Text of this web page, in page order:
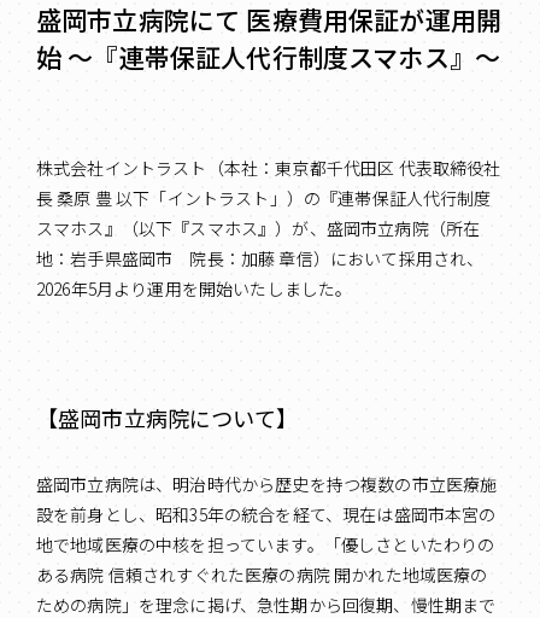
盛岡市立病院にて 医療費用保証が運用開
始 ～『連帯保証人代行制度スマホス』～
株式会社イントラスト（本社：東京都千代田区 代表取締役社
長 桑原 豊 以下「イントラスト」）の『連帯保証人代行制度
スマホス』（以下『スマホス』）が、盛岡市立病院（所在
地：岩手県盛岡市 院長：加藤 章信）において採用され、
2026年5月より運用を開始いたしました。
【盛岡市立病院について】
盛岡市立病院は、明治時代から歴史を持つ複数の市立医療施
設を前身とし、昭和35年の統合を経て、現在は盛岡市本宮の
地で地域医療の中核を担っています。「優しさといたわりの
ある病院 信頼されすぐれた医療の病院 開かれた地域医療の
ための病院」を理念に掲げ、急性期から回復期、慢性期まで